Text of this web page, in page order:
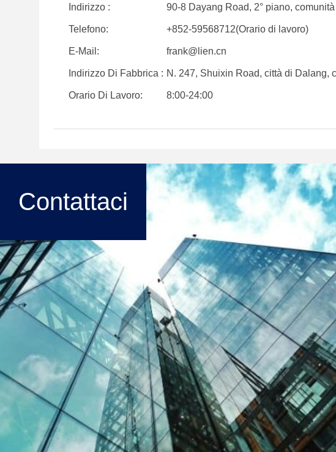
Indirizzo : 90-8 Dayang Road, 2° piano,
Telefono: +852-59568712(Orario di lavoro)
E-Mail: frank@lien.cn
Indirizzo Di Fabbrica : N. 247, Shuixin Road, città di Dalang,
Orario Di Lavoro: 8:00-24:00
Contattaci